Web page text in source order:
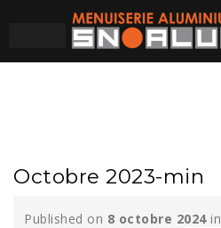
Octobre 2023-min
Published on 8 octobre 2024in